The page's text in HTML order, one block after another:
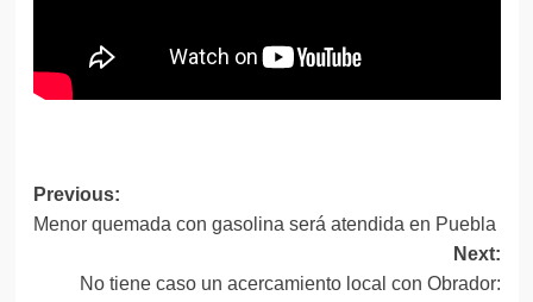
Post
navigation
Previous:
Menor quemada con gasolina será atendida en Puebla
Next:
No tiene caso un acercamiento local con Obrador: